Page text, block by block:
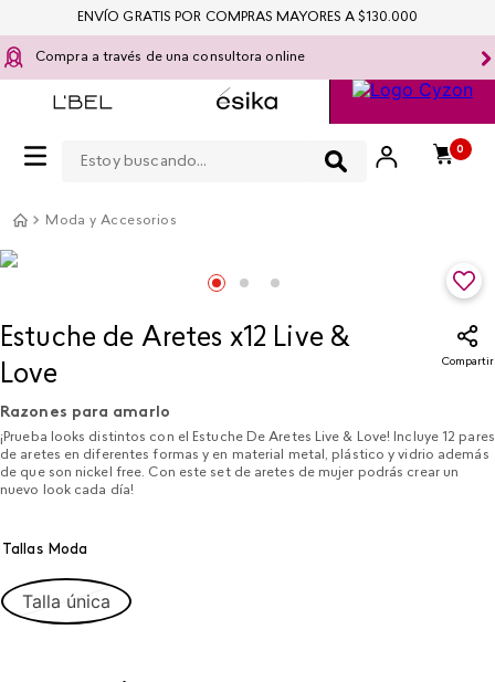
Compra a través de una consultora online
0
ENVÍO GRATIS POR COMPRAS MAYORES A $130.000
Moda y Accesorios
Estuche de Aretes x12 Live &
Love
Compartir
Razones para amarlo
¡Prueba looks distintos con el Estuche De Aretes Live & Love! Incluye 12 pares
de aretes en diferentes formas y en material metal, plástico y vidrio además
de que son nickel free. Con este set de aretes de mujer podrás crear un
nuevo look cada día!
Tallas Moda
Talla única